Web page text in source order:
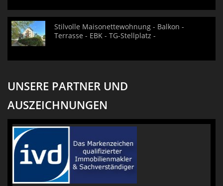
Stilvolle Maisonettewohnung - Balkon -
Terrasse - EBK - TG-Stellplatz -
UNSERE PARTNER UND
AUSZEICHNUNGEN